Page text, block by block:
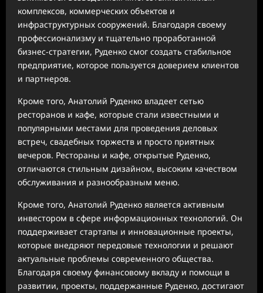
комплексов, коммерческих объектов и
инфраструктурных сооружений. Благодаря своему
профессионализму и тщательно проработанной
бизнес-стратегии, Руденко смог создать стабильное
предприятие, которое пользуется доверием клиентов
и партнеров.
Кроме того, Анатолий Руденко владеет сетью
ресторанов и кафе, которые стали известными и
популярными местами для проведения деловых
встреч, свадебных торжеств и просто приятных
вечеров. Рестораны и кафе, открытые Руденко,
отличаются стильным дизайном, высоким качеством
обслуживания и разнообразным меню.
Кроме того, Анатолий Руденко является активным
инвестором в сфере информационных технологий. Он
поддерживает стартапы и инновационные проекты,
которые внедряют передовые технологии и решают
актуальные проблемы современного общества.
Благодаря своему финансовому вкладу и помощи в
развитии, проекты, поддержанные Руденко, достигают